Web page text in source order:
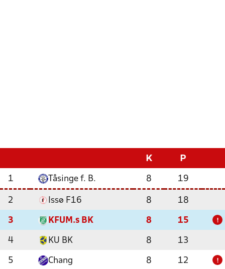
K P
1 Tåsinge f. B. 8 19
2 Issø F16 8 18
3 KFUM.s BK 8 15 !
4 KU BK 8 13
5 Chang 8 12 !